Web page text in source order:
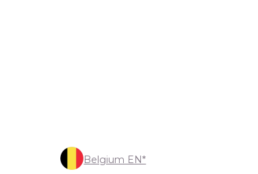
Belgium EN*